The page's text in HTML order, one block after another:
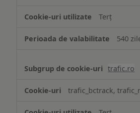
Terț
540
trafic.ro
trafic_bctrack,